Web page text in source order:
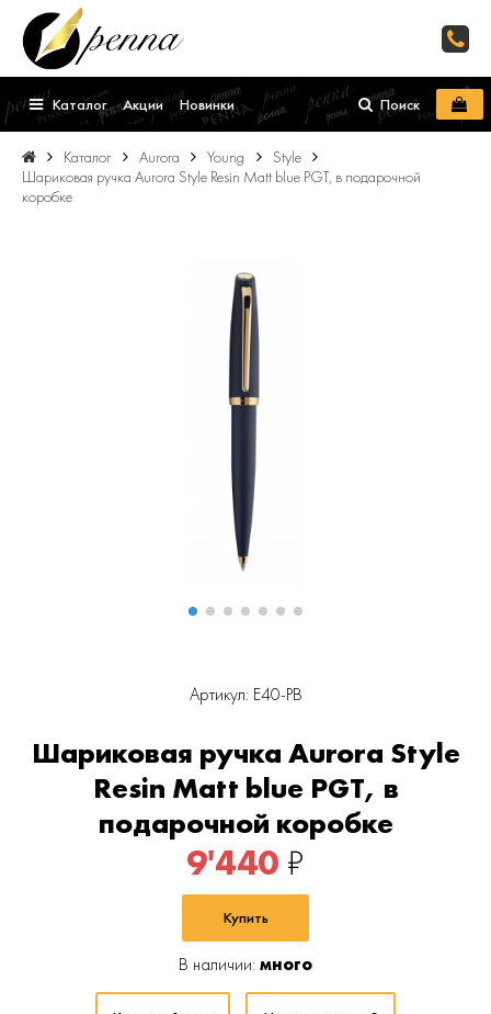
Каталог Акции Новинки Поиск
Каталог Aurora Young
Style
Шариковая ручка Aurora Style Resin Matt blue PGT, в подарочной
коробке
Артикул: E40-PB
Шариковая ручка Aurora Style
Resin Matt blue PGT, в
подарочной коробке
9'440 ₽
Купить
В наличии: много